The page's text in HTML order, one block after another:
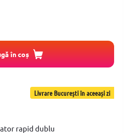
în coș
Livrare București în aceeași zi